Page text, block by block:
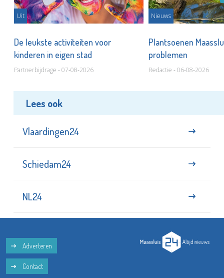
Uit
De leukste activiteiten voor
kinderen in eigen stad
Partnerbijdrage - 07-08-2026
Nieuws
Plantsoenen
problemen
Redactie - 06-08-2026
Lees ook
Vlaardingen24
Schiedam24
NL24
Adverteren
Contact